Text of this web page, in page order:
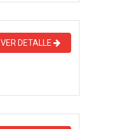
VER DETALLE